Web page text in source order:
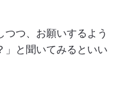
つ、お願いするよう
」と聞いてみるといい